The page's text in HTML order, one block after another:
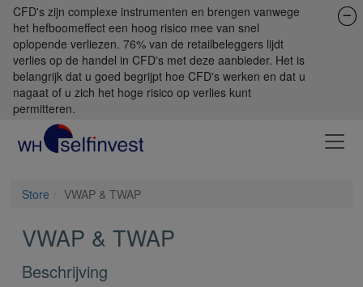
CFD's zijn complexe instrumenten en brengen vanwege
het hefboomeffect een hoog risico mee van snel
oplopende verliezen. 76% van de retailbeleggers lijdt
verlies op de handel in CFD's met deze aanbieder. Het is
belangrijk dat u goed begrijpt hoe CFD's werken en dat u
nagaat of u zich het hoge risico op verlies kunt
permitteren.
Store VWAP & TWAP
VWAP & TWAP
Beschrijving